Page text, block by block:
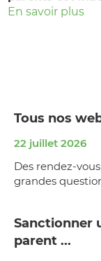
En savoir plus
Tous nos
22 juillet 2026
Des rendez-
grandes
Sanctionner
parent ...